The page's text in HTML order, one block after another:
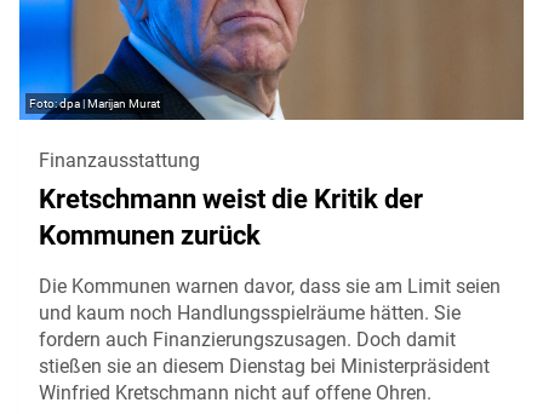
dpa | Marijan Murat
Finanzausstattung
Kretschmann weist die Kritik der
Kommunen zurück
Die Kommunen warnen davor, dass sie am Limit seien
und kaum noch Handlungsspielräume hätten. Sie
fordern auch Finanzierungszusagen. Doch damit
stießen sie an diesem Dienstag bei Ministerpräsident
Winfried Kretschmann nicht auf offene Ohren.